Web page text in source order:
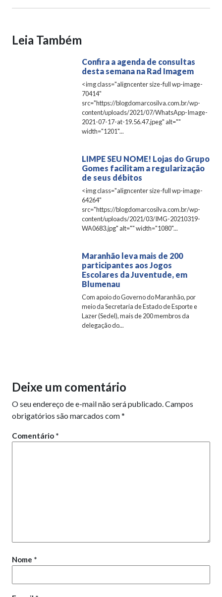
Leia Também
Confira a agenda de consultas
desta semana na Rad Imagem
<img class="aligncenter size-full wp-image-
70414"
src="https://blogdomarcosilva.com.br/wp-
content/uploads/2021/07/WhatsApp-Image-
2021-07-17-at-19.56.47.jpeg" alt=""
width="1201"...
LIMPE SEU NOME! Lojas do Grupo
Gomes facilitam a regularização
de seus débitos
<img class="aligncenter size-full wp-image-
64264"
src="https://blogdomarcosilva.com.br/wp-
content/uploads/2021/03/IMG-20210319-
WA0683.jpg" alt="" width="1080"...
Maranhão leva mais de 200
participantes aos Jogos
Escolares da Juventude, em
Blumenau
Com apoio do Governo do Maranhão, por
meio da Secretaria de Estado de Esporte e
Lazer (Sedel), mais de 200 membros da
delegação do...
Deixe um comentário
O seu endereço de e-mail não será publicado.Campos
obrigatórios são marcados com*
Comentário *
Nome *